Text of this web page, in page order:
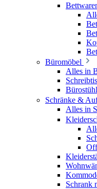
Büromöbel
Alles in
Schränke &
Alles in
Schrank